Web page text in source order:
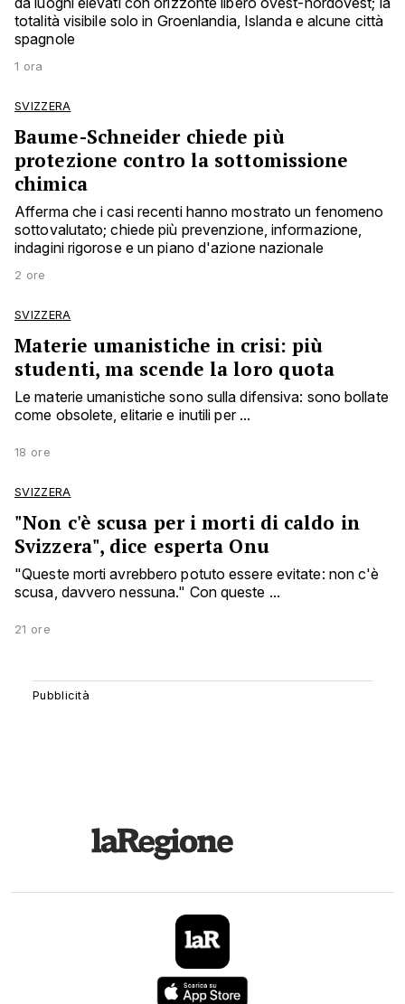
totalità visibile solo in Groenlandia, Islanda e alcune città
spagnole
1 ora
SVIZZERA
Baume-Schneider chiede più
protezione contro la sottomissione
chimica
Afferma che i casi recenti hanno mostrato un fenomeno
sottovalutato; chiede più prevenzione, informazione,
indagini rigorose e un piano d'azione nazionale
2 ore
SVIZZERA
Materie umanistiche in crisi: più
studenti, ma scende la loro quota
Le materie umanistiche sono sulla difensiva: sono bollate
come obsolete, elitarie e inutili per ...
18 ore
SVIZZERA
"Non c'è scusa per i morti di caldo in
Svizzera", dice esperta Onu
"Queste morti avrebbero potuto essere evitate: non c'è
scusa, davvero nessuna." Con queste ...
21 ore